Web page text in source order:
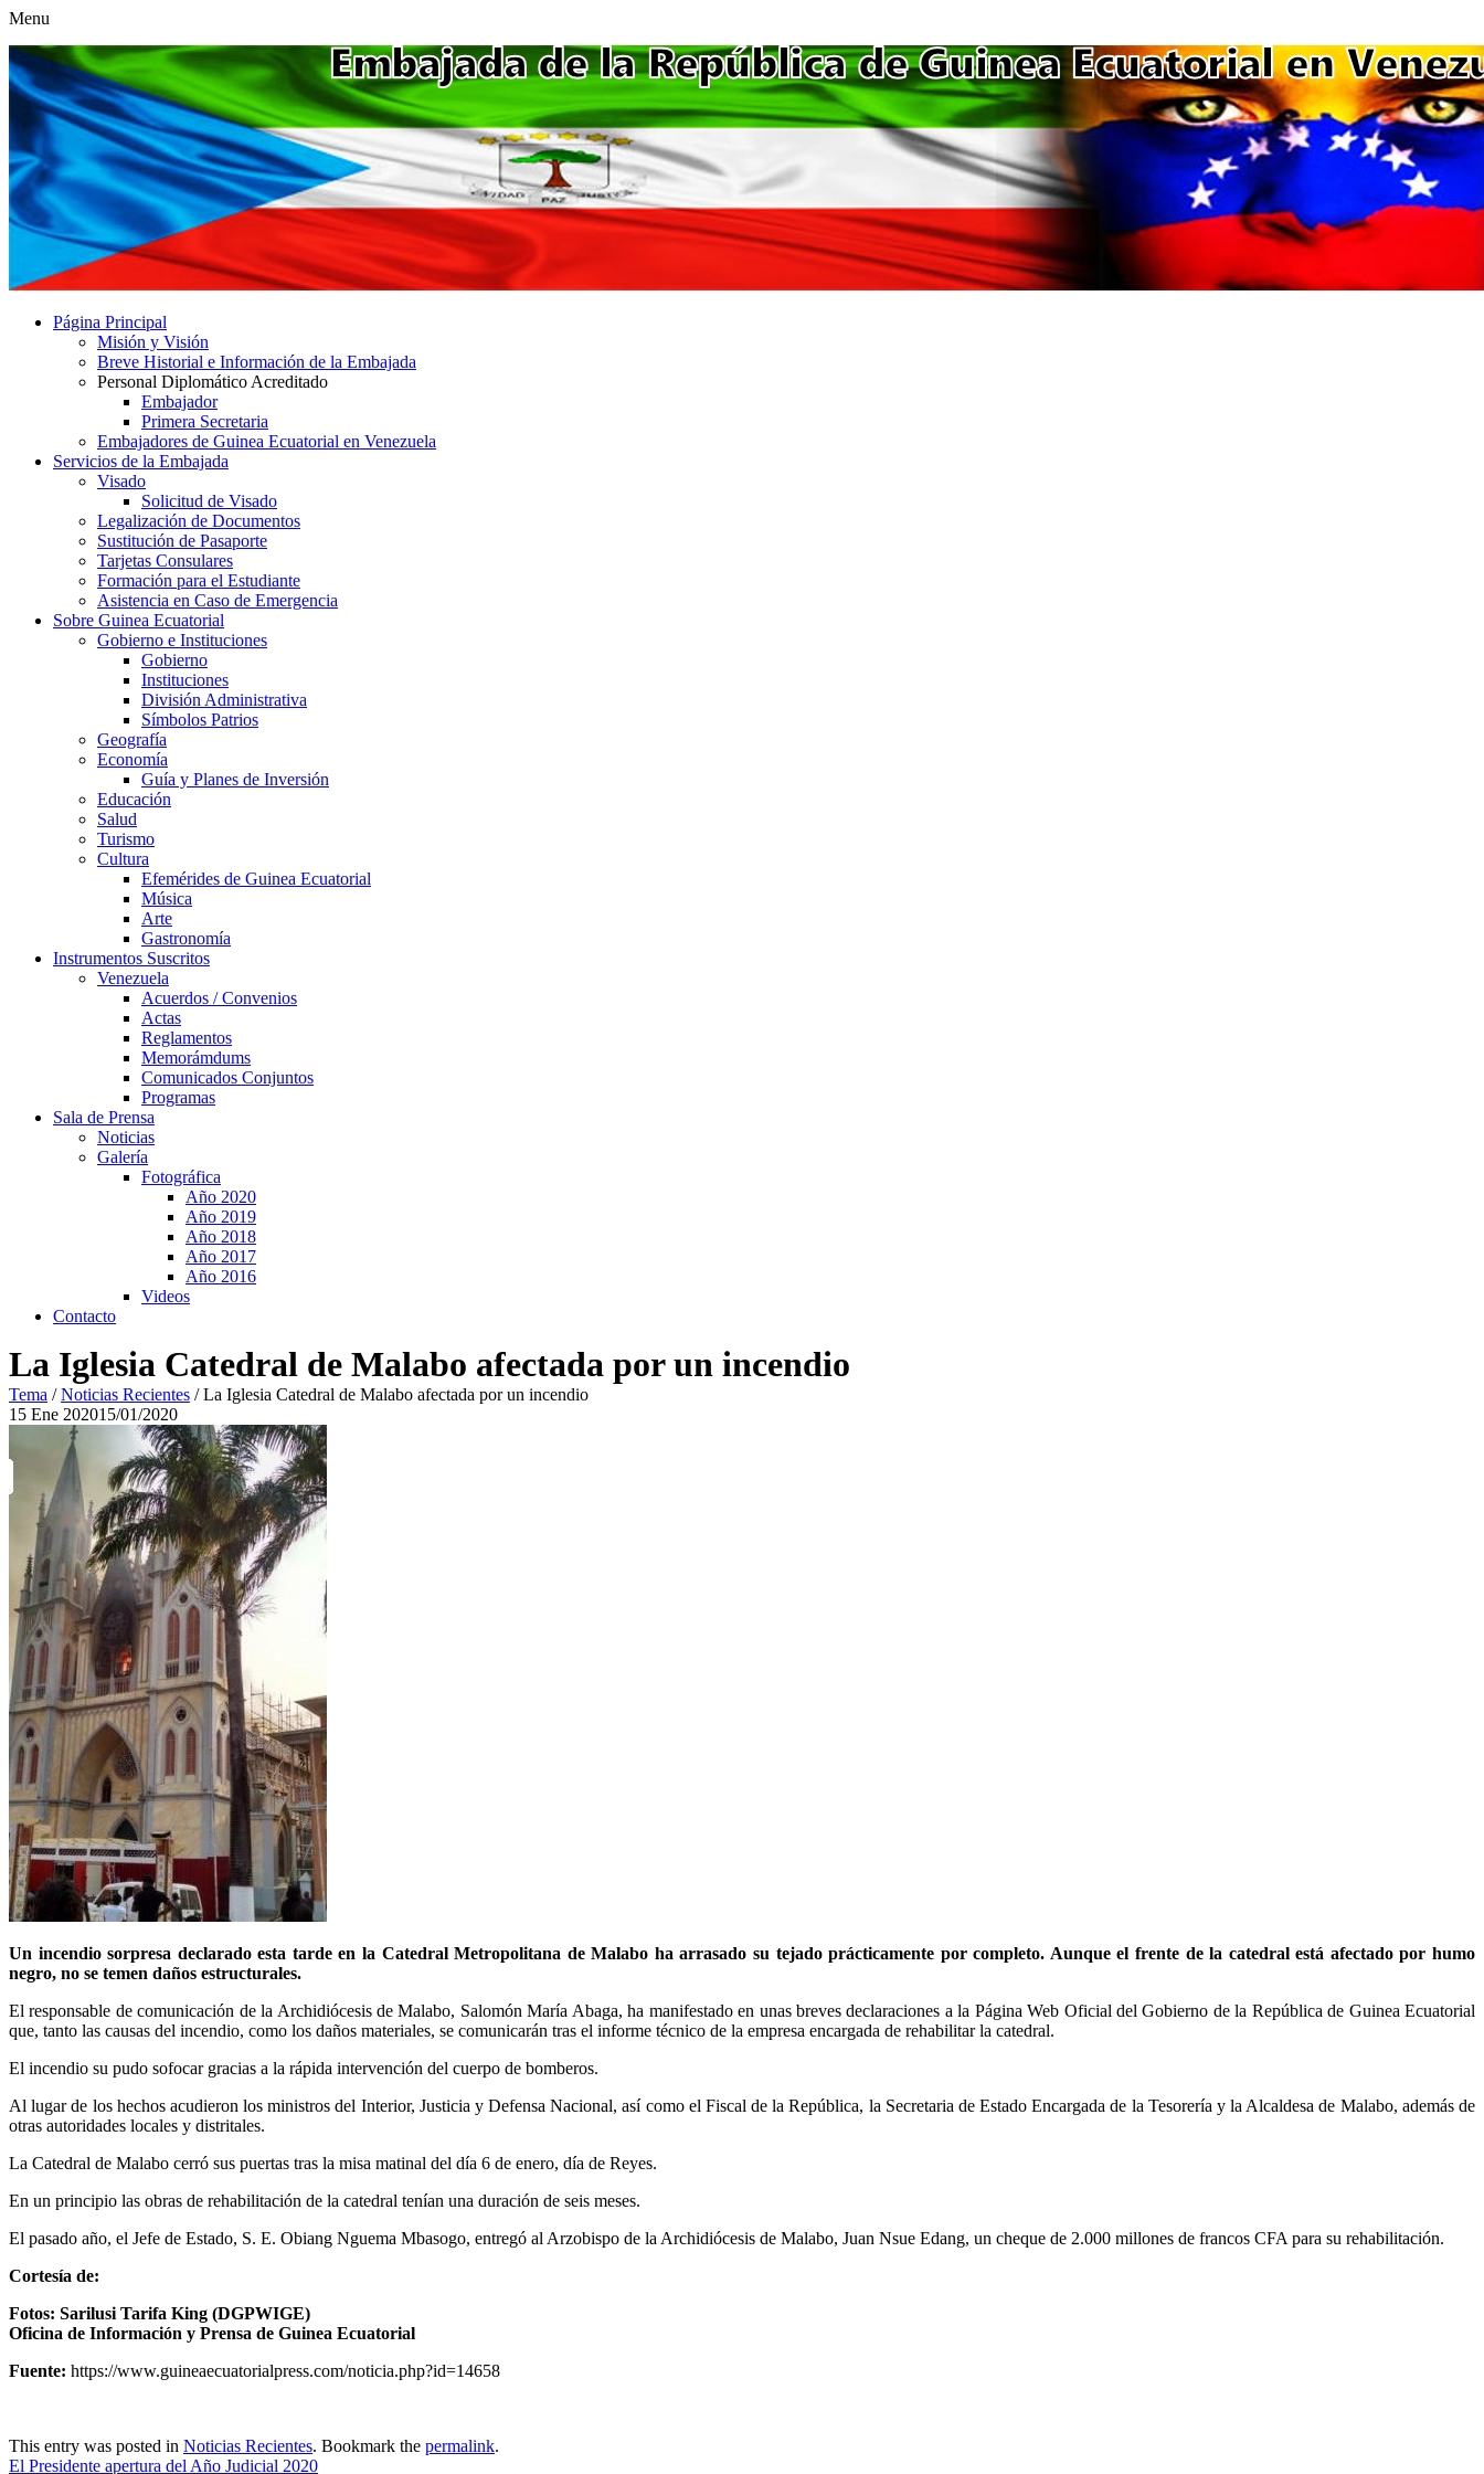
Menu
Página Principal
Misión y Visión
Breve Historial e Información de la Embajada
Personal Diplomático Acreditado
Embajador
Primera Secretaria
Embajadores de Guinea Ecuatorial en Venezuela
Servicios de la Embajada
Visado
Solicitud de Visado
Legalización de Documentos
Sustitución de Pasaporte
Tarjetas Consulares
Formación para el Estudiante
Asistencia en Caso de Emergencia
Sobre Guinea Ecuatorial
Gobierno e Instituciones
Gobierno
Instituciones
División Administrativa
Símbolos Patrios
Geografía
Economía
Guía y Planes de Inversión
Educación
Salud
Turismo
Cultura
Efemérides de Guinea Ecuatorial
Música
Arte
Gastronomía
Instrumentos Suscritos
Venezuela
Acuerdos / Convenios
Actas
Reglamentos
Memorámdums
Comunicados Conjuntos
Programas
Sala de Prensa
Noticias
Galería
Fotográfica
Año 2020
Año 2019
Año 2018
Año 2017
Año 2016
Videos
Contacto
La Iglesia Catedral de Malabo afectada por un incendio
Tema /Noticias Recientes /La Iglesia Catedral de Malabo afectada por un incendio
15 Ene 202015/01/2020
Un incendio sorpresa declarado esta tarde en la Catedral Metropolitana de Malabo ha arrasado su tejado prácticamente por completo. Aunque el frente de la catedral está afectado por humo
negro, no se temen daños estructurales.
El responsable de comunicación de la Archidiócesis de Malabo, Salomón María Abaga, ha manifestado en unas breves declaraciones a la Página Web Oficial del Gobierno de la República de Guinea Ecuatorial
que, tanto las causas del incendio, como los daños materiales, se comunicarán tras el informe técnico de la empresa encargada de rehabilitar la catedral.
El incendio su pudo sofocar gracias a la rápida intervención del cuerpo de bomberos.
Al lugar de los hechos acudieron los ministros del Interior, Justicia y Defensa Nacional, así como el Fiscal de la República, la Secretaria de Estado Encargada de la Tesorería y la Alcaldesa de Malabo, además de
otras autoridades locales y distritales.
La Catedral de Malabo cerró sus puertas tras la misa matinal del día 6 de enero, día de Reyes.
En un principio las obras de rehabilitación de la catedral tenían una duración de seis meses.
El pasado año, el Jefe de Estado, S. E. Obiang Nguema Mbasogo, entregó al Arzobispo de la Archidiócesis de Malabo, Juan Nsue Edang, un cheque de 2.000 millones de francos CFA para su rehabilitación.
Cortesía de:
Fotos: Sarilusi Tarifa King (DGPWIGE)
Oficina de Información y Prensa de Guinea Ecuatorial
Fuente: https://www.guineaecuatorialpress.com/noticia.php?id=14658
This entry was posted in Noticias Recientes. Bookmark the permalink.
El Presidente apertura del Año Judicial 2020